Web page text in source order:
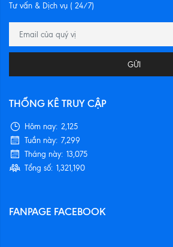
Tư vấn & Dịch vụ ( 24/7)
GỬI
THỐNG KÊ TRUY CẬP
Hôm nay: 2,125
Tuần này: 7,299
Tháng này: 13,075
Tổng số: 1,321,190
FANPAGE FACEBOOK